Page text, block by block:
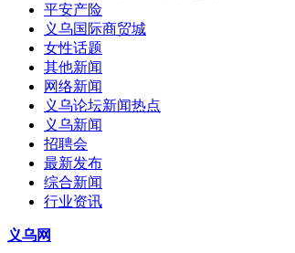
平安产险
义乌国际商贸城
女性话题
其他新闻
网络新闻
义乌论坛新闻热点
义乌新闻
招聘会
最新发布
综合新闻
行业资讯
义乌网